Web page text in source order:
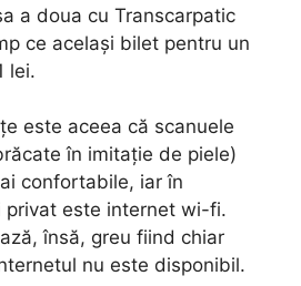
a doua cu Transcarpatic
ce acelaşi bilet pentru un
lei.
este aceea că scanuele
în imitaţie de piele)
confortabile, iar în
privat este internet wi-fi.
însă, greu fiind chiar
nu este disponibil.